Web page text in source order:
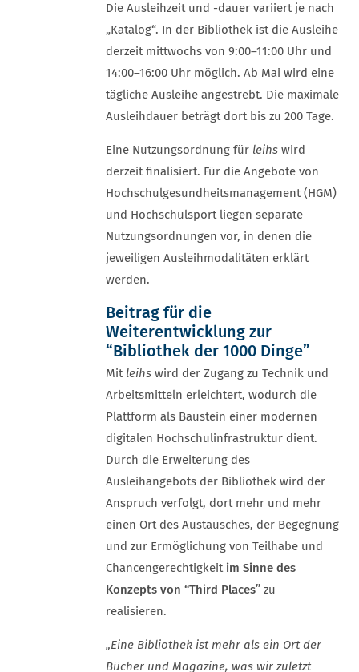
Die Ausleihzeit und -dauer variiert je nach
„Katalog“. In der Bibliothek ist die Ausleihe
derzeit mittwochs von 9:00–11:00 Uhr und
14:00–16:00 Uhr möglich. Ab Mai wird eine
tägliche Ausleihe angestrebt. Die maximale
Ausleihdauer beträgt dort bis zu 200 Tage.
Eine Nutzungsordnung für leihs wird
derzeit finalisiert. Für die Angebote von
Hochschulgesundheitsmanagement (HGM)
und Hochschulsport liegen separate
Nutzungsordnungen vor, in denen die
jeweiligen Ausleihmodalitäten erklärt
werden.
Beitrag für die
Weiterentwicklung zur
“Bibliothek der 1000 Dinge”
Mitleihs wird der Zugang zu Technik und
Arbeitsmitteln erleichtert, wodurch die
Plattform als Baustein einer modernen
digitalen Hochschulinfrastruktur dient.
Durch die Erweiterung des
Ausleihangebots der Bibliothek wird der
Anspruch verfolgt, dort mehr und mehr
einen Ort des Austausches, der Begegnung
und zur Ermöglichung von Teilhabe und
Chancengerechtigkeit im Sinne des
Konzepts von “Third Places” zu
realisieren.
„Eine Bibliothek ist mehr als ein Ort der
Bücher und Magazine, was wir zuletzt